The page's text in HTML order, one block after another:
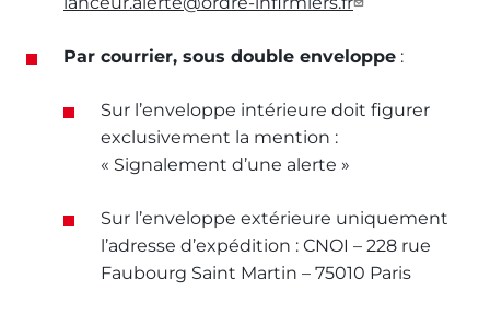
Par courrier, sous double enveloppe :
Sur l’enveloppe intérieure doit figurer
exclusivement la mention :
« Signalement d’une alerte »
Sur l’enveloppe extérieure uniquement
l’adresse d’expédition : CNOI – 228 rue
Faubourg Saint Martin – 75010 Paris